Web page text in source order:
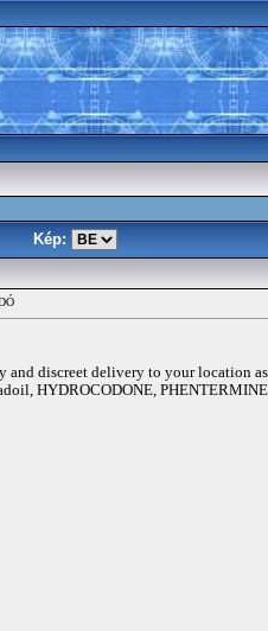
Kép:
discreet delivery to your location
HYDROCODONE,